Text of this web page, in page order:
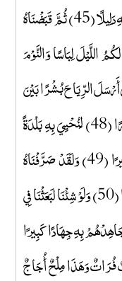
وَلَوْ شَاءَ لَجَعَلَهُ سَاكِنًا ثُمَّ جَعَلْنَا الشَّمْسَ عَلَيْهِ دَلِيلًا (45) ثُمَّ قَبَضْنَاهُ
جَعَلَ لَكُمُ اللَّيْلَ لِبَاسًا وَالنَّوْمَ
(47) وَهُوَ الَّذِي أَرْسَلَ الرِّيَاحَ بُشْرًا بَيْنَ
يَدَيْ رَحْمَتِهِ وَأَنْزَلْنَا مِنَ السَّمَاءِ مَاءً طَهُورًا (48) لِنُحْيِيَ بِهِ بَلْدَةً
مَيْتًا وَنُسْقِيَهُ مِمَّا خَلَقْنَا أَنْعَامًا وَأَنَاسِيَّ كَثِيرًا (49) وَلَقَدْ صَرَّفْنَاهُ
بَيْنَهُمْ لِيَذَّكَّرُوا فَأَبَى أَكْثَرُ النَّاسِ إِلَّا كُفُورًا (50) وَلَوْ شِئْنَا لَبَعَثْنَا فِي
وَجَاهِدْهُمْ بِهِ جِهَادًا كَبِيرًا
فُرَاتٌ وَهَذَا مِلْحٌ أُجَاجٌ